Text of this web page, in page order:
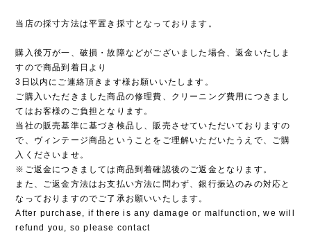
当店の採寸方法は平置き採寸となっております。
購入後万が一、破損・故障などがございました場合、返金いたしま
すので商品到着日より
3日以内にご連絡頂きます様お願いいたします。
ご購入いただきました商品の修理費、クリーニング費用につきまし
てはお客様のご負担となります。
当社の販売基準に基づき検品し、販売させていただいておりますの
で、ヴィンテージ商品ということをご理解いただいたうえで、ご購
入くださいませ。
※ご返金につきましては商品到着確認後のご返金となります。
また、ご返金方法はお支払い方法に問わず、銀行振込のみの対応と
なっておりますのでご了承お願いいたします。
After purchase, if there is any damage or malfunction, we will
refund you, so please contact